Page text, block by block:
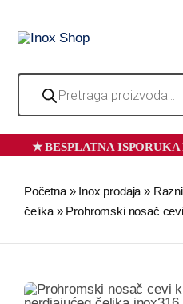
Products
search
Početna» Inox prodaja »
čelika» Prohromski nosač